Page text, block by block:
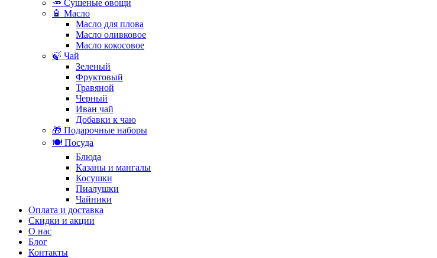
🥕 Сушеные овощи
🧴 Масло
Масло для плова
Масло оливковое
Масло кокосовое
🍃 Чай
Зеленый
Фруктовый
Травяной
Черный
Иван чай
Добавки к чаю
🎁 Подарочные наборы
🍽️ Посуда
Блюда
Казаны и мангалы
Косушки
Пиалушки
Чайники
Оплата и доставка
Скидки и акции
О нас
Блог
Контакты